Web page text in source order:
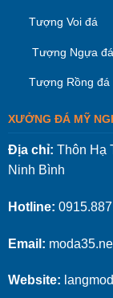
Tượng Voi đá
Tượng Ngựa đá
Tượng Rồng đá
XƯỞNG ĐÁ MỸ
Địa chỉ: Thôn Hạ
Ninh Bình
Hotline:
Email:
Website: